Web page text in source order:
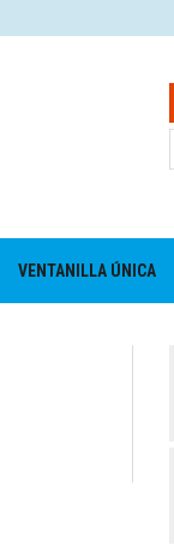
VENTANILLA ÚNICA